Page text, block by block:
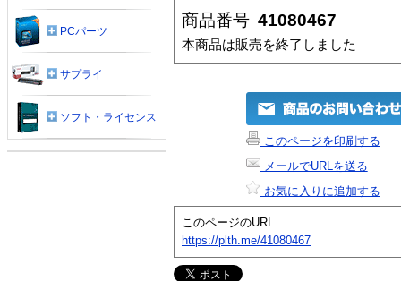
商品番号 41080467
本商品は販売を終了しました
このページを印刷する
メールでURLを送る
お気に入りに追加する
このページのURL
https://plth.me/41080467
PCパーツ
サプライ
ソフト・ライセンス